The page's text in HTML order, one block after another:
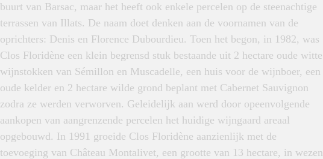
buurt van Barsac, maar het heeft ook enkele percelen op de steenachtige
terrassen van Illats. De naam doet denken aan de voornamen van de
oprichters: Denis en Florence Dubourdieu. Toen het begon, in 1982, was
Clos Floridène een klein begrensd stuk bestaande uit 2 hectare oude witte
wijnstokken van Sémillon en Muscadelle, een huis voor de wijnboer, een
oude kelder en 2 hectare wilde grond beplant met Cabernet Sauvignon
zodra ze werden verworven. Geleidelijk aan werd door opeenvolgende
aankopen van aangrenzende percelen het huidige wijngaard areaal
opgebouwd. In 1991 groeide Clos Floridène aanzienlijk met de
toevoeging van Château Montalivet, een grootte van 13 hectare, in wezen